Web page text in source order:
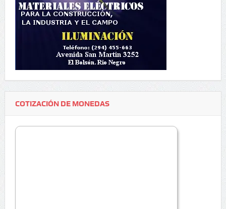
COTIZACIÓN DE MONEDAS